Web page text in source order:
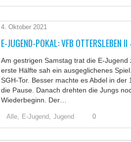
4. Oktober 2021
E-JUGEND-POKAL: VFB OTTERSLEBEN
Am gestrigen Samstag trat die E-
erste Hälfte sah ein ausgeglichenes
SGH-Tor. Besser machte es Abdel in
die Pause. Danach drehten die Jungs
Wiederbeginn. Der…
Alle, E-Jugend, Jugend 0